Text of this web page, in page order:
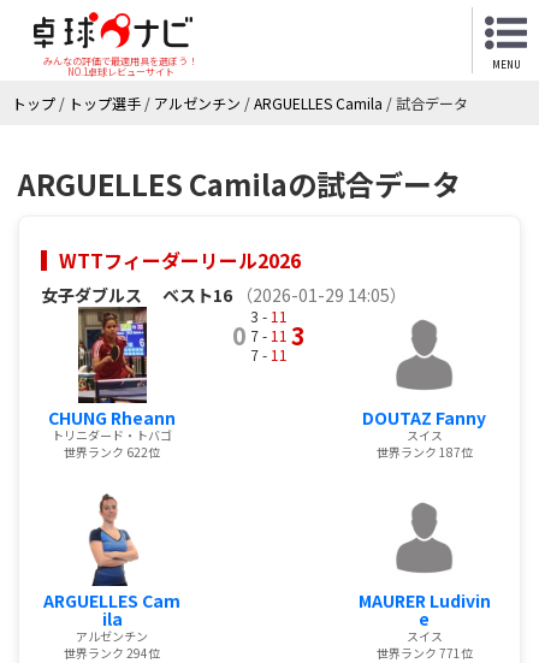
みんなの評価で最適用具を選ぼう！
NO.1卓球レビューサイト
MENU
トップ / トップ選手 / アルゼンチン /ARGUELLES Camila /試合データ
ARGUELLES Camilaの試合データ
WTTフィーダーリール2026
女子ダブルス ベスト16 （2026-01-29 14:05）
CHUNG Rheann
トリニダード・トバゴ
世界ランク 622位
ARGUELLES Cam
ila
アルゼンチン
世界ランク 294位
0
3 - 11
7 - 11
7 - 11
3
DOUTAZ Fanny
スイス
世界ランク 187位
MAURER Ludivin
e
スイス
世界ランク 771位